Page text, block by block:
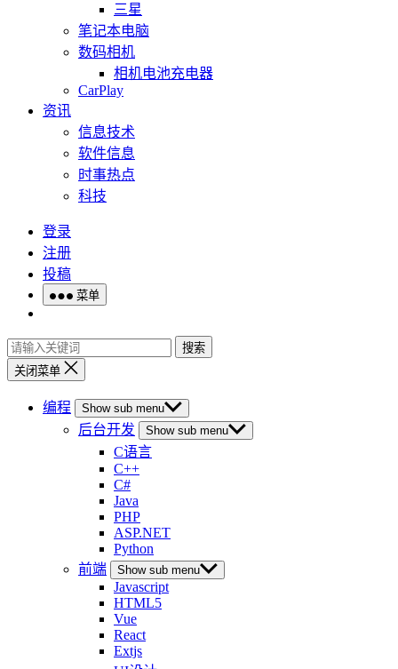
三星
笔记本电脑
数码相机
相机电池充电器
CarPlay
资讯
信息技术
软件信息
时事热点
科技
登录
注册
投稿
菜单
搜索
关闭菜单
编程 Show sub menu
后台开发 Show sub menu
C语言
C++
C#
Java
PHP
ASP.NET
Python
前端
Show sub menu
Javascript
HTML5
Vue
React
Extjs